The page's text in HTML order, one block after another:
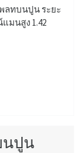
พลทบนปูน ระยะ
แมนสูง 1.42
นปูน